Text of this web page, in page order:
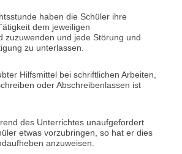
haben die Schüler ihre
dem jeweiligen
zuzuwenden und jede Störung und
zu unterlassen.
Hilfsmittel bei schriftlichen Arbeiten,
oder Abschreibenlassen ist
des Unterrichtes unaufgefordert
etwas vorzubringen, so hat er dies
anzuweisen.